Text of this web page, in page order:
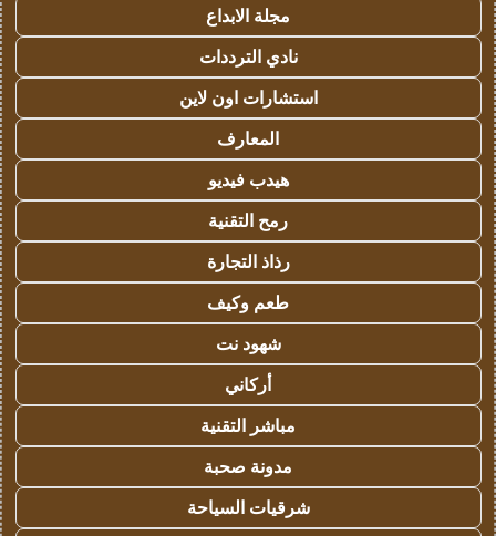
مجلة الابداع
نادي الترددات
استشارات اون لاين
المعارف
هيدب فيديو
رمح التقنية
رذاذ التجارة
طعم وكيف
شهود نت
أركاني
مباشر التقنية
مدونة صحبة
شرقيات السياحة